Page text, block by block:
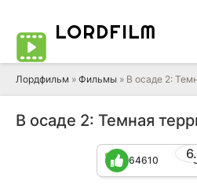
LORDFILM
Лордфильм » Фильмы » В осаде 2:
В осаде 2: Темная
64610